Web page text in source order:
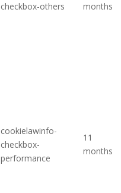
checkbox-others
months
cookielawinfo-
checkbox-
performance
11
months